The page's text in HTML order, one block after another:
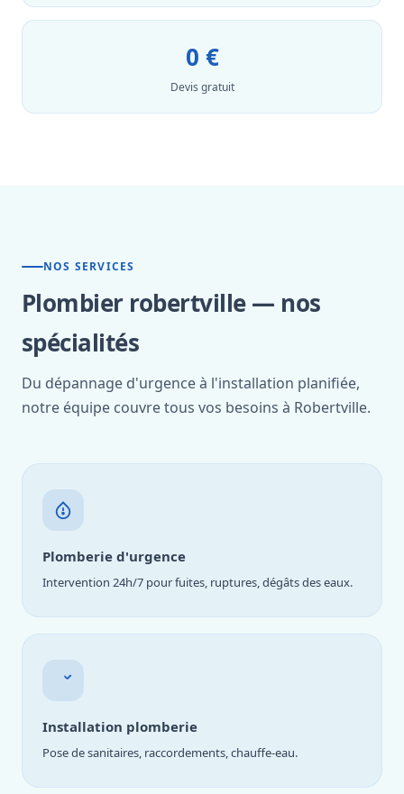
0 €
Devis gratuit
NOS SERVICES
Plombier robertville — nos
spécialités
Du dépannage d'urgence à l'installation planifiée,
notre équipe couvre tous vos besoins à Robertville.
Plomberie d'urgence
Intervention 24h/7 pour fuites, ruptures, dégâts des eaux.
Installation plomberie
Pose de sanitaires, raccordements, chauffe-eau.